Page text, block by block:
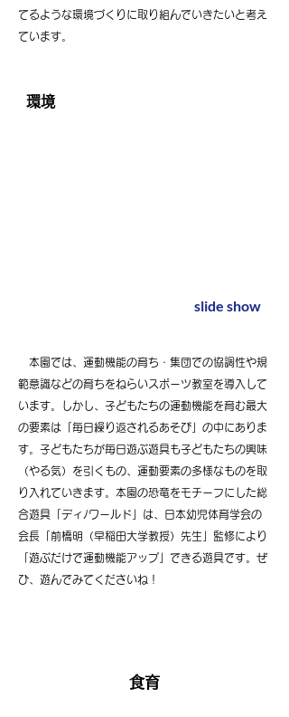
てるような環境づくりに取り組んでいきたいと考え
ています。
環境
slide show
本園では、運動機能の育ち・集団での協調性や規
範意識などの育ちをねらいスポーツ教室を導入して
います。しかし、子どもたちの運動機能を育む最大
の要素は「毎日繰り返されるあそび」の中にありま
す。子どもたちが毎日遊ぶ遊具も子どもたちの興味
（やる気）を引くもの、運動要素の多様なものを取
り入れていきます。本園の恐竜をモチーフにした総
合遊具「ディﾉワールド」は、日本幼児体育学会の
会長「前橋明（早稲田大学教授）先生」監修により
「遊ぶだけで運動機能アップ」できる遊具です。ぜ
ひ、遊んでみてくださいね！
食育